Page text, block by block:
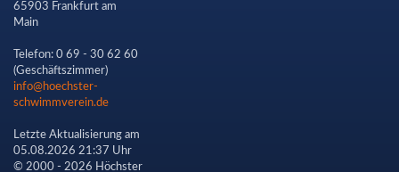
65903 Frankfurt am
Main
Telefon: 0 69 - 30 62 60
(Geschäftszimmer)
info@hoechster-
schwimmverein.de
Letzte Aktualisierung am
05.08.2026 21:37 Uhr
© 2000 - 2026 Höchster